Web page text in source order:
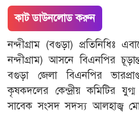
কাট ডাউনলোড করুন
নন্দীগ্রাম (বগুড়া) প্রতিনিধিঃ
নন্দীগ্রাম) আসনে বিএনপির
বগুড়া জেলা বিএনপির
কৃষকদলের কেন্দ্রীয় কমিটির
সাবেক সংসদ সদস্য আলহাজ্ব